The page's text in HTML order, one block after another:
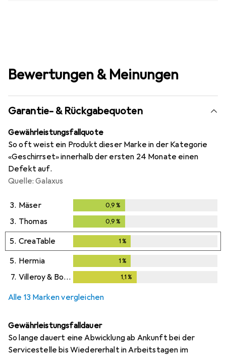
Bewertungen & Meinungen
Garantie- & Rückgabequoten
Gewährleistungsfallquote
So oft weist ein Produkt dieser Marke in der Kategorie
«Geschirrset» innerhalb der ersten 24 Monate einen
Defekt auf.
Quelle: Galaxus
3. Mäser 0,9 %
3. Thomas 0,9 %
5. CreaTable 1 %
5. Hermia 1 %
7. Villeroy & Boch 1,1 %
Alle 13 Marken vergleichen
Gewährleistungsfalldauer
So lange dauert eine Abwicklung ab Ankunft bei der
Servicestelle bis Wiedererhalt in Arbeitstagen im